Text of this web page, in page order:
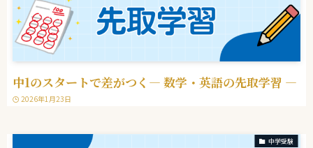
中1のスタートで差がつく― 数学・英語の先取学習 ―
2026年1月23日
中学受験